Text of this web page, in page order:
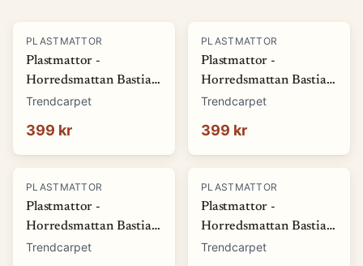
PLASTMATTOR
Plastmattor -
Horredsmattan Bastian
(grön) (Storlek: 70 x 50
Trendcarpet
399 kr
PLASTMATTOR
Plastmattor -
Horredsmattan Bastian
(röd) (Storlek: 70 x 50
Trendcarpet
399 kr
PLASTMATTOR
Plastmattor -
Horredsmattan Bastian
(blå) (Storlek: 70 x 50
Trendcarpet
PLASTMATTOR
Plastmattor -
Horredsmattan Bastian
(brun) (Storlek: 70 x 50
Trendcarpet